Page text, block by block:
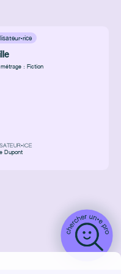
: Fiction
Dupont